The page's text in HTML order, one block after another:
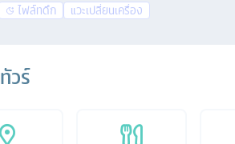
ไฟล์ทดึก แวะเปลี่ยนเครื่อง
วร์